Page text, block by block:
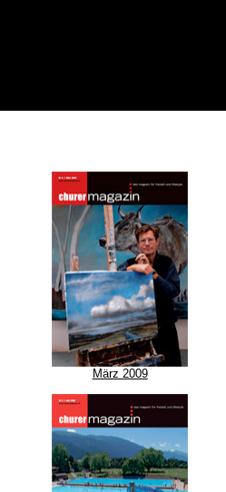
März 2009